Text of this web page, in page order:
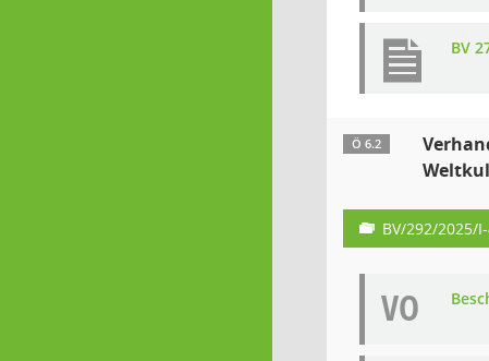
BV
Ö 6.2
BV/292/2025/I-
VO